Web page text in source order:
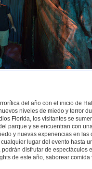
del año con el inicio de
niveles de miedo y terror
Florida, los visitantes se
parque y se encuentran con
y nuevas experiencias en las
lugar del evento hasta
disfrutar de espectáculos
de este año, saborear comida